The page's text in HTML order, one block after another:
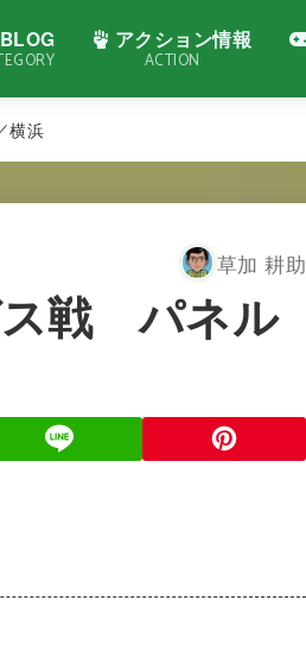
BLOG アクション情報
ACTION
横浜
草加 耕助
ス戦 パネル